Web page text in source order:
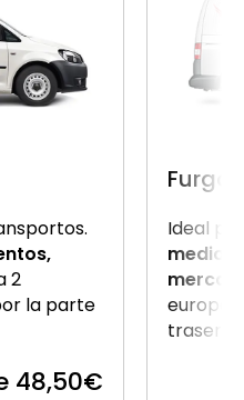
2
la parte
48,50€
Ideal
medio
trasera